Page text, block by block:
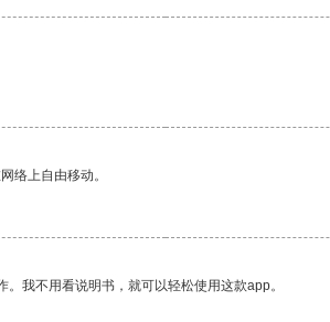
络上自由移动。
我不用看说明书，就可以轻松使用这款app。